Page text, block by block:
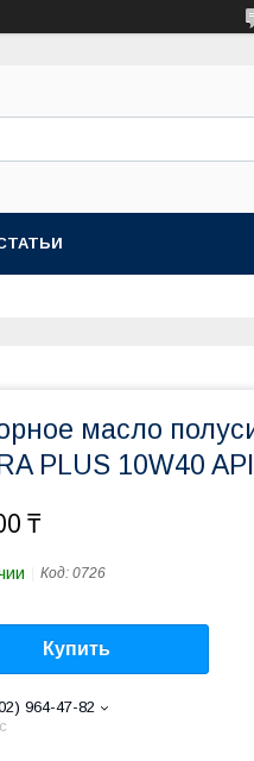
масло
PLUS 10W40
₸
Код: 0726
Купить
964-47-82